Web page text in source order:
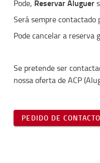
Pode, Reservar Aluguer
Será sempre contactado
Pode cancelar a
Se pretende ser
nossa oferta de ACP
PEDIDO DE CONTACTO